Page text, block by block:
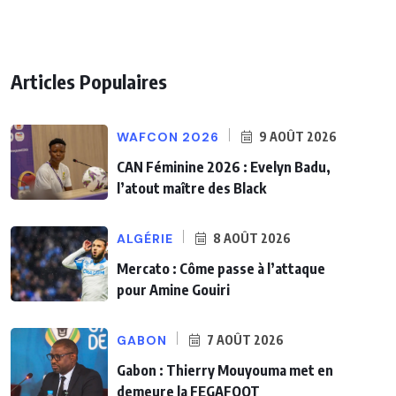
Articles Populaires
WAFCON 2026 9 AOÛT 2026
CAN Féminine 2026 : Evelyn Badu,
l’atout maître des Black
ALGÉRIE 8 AOÛT 2026
Mercato : Côme passe à l’attaque
pour Amine Gouiri
GABON 7 AOÛT 2026
Gabon : Thierry Mouyouma met en
demeure la FEGAFOOT